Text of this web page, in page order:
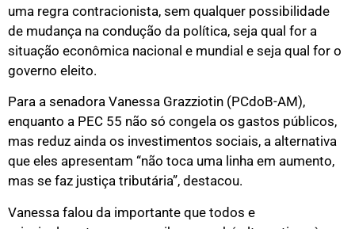
uma regra contracionista, sem qualquer possibilidade
de mudança na condução da política, seja qual for a
situação econômica nacional e mundial e seja qual for o
governo eleito.
Para a senadora Vanessa Grazziotin (PCdoB-AM),
enquanto a PEC 55 não só congela os gastos públicos,
mas reduz ainda os investimentos sociais, a alternativa
que eles apresentam “não toca uma linha em aumento,
mas se faz justiça tributária”, destacou.
Vanessa falou da importante que todos e